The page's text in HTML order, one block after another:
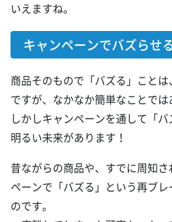
いえますね。
キャンペーンでバズらせ
商品そのもので「バズる」こと
ですが、なかなか簡単なことでは
しかしキャンペーンを通して「
明るい未来があります！
昔ながらの商品や、すでに周知
ペーンで「バズる」という再ブ
のです。